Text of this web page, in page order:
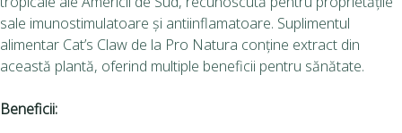
sale imunostimulatoare și antiinflamatoare. Suplimentul
alimentar Cat’s Claw de la Pro Natura conține extract din
această plantă, oferind multiple beneficii pentru sănătate.
Beneficii: